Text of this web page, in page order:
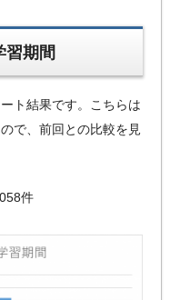
習期間
ト結果です。こちらは
で、前回との比較を見
件